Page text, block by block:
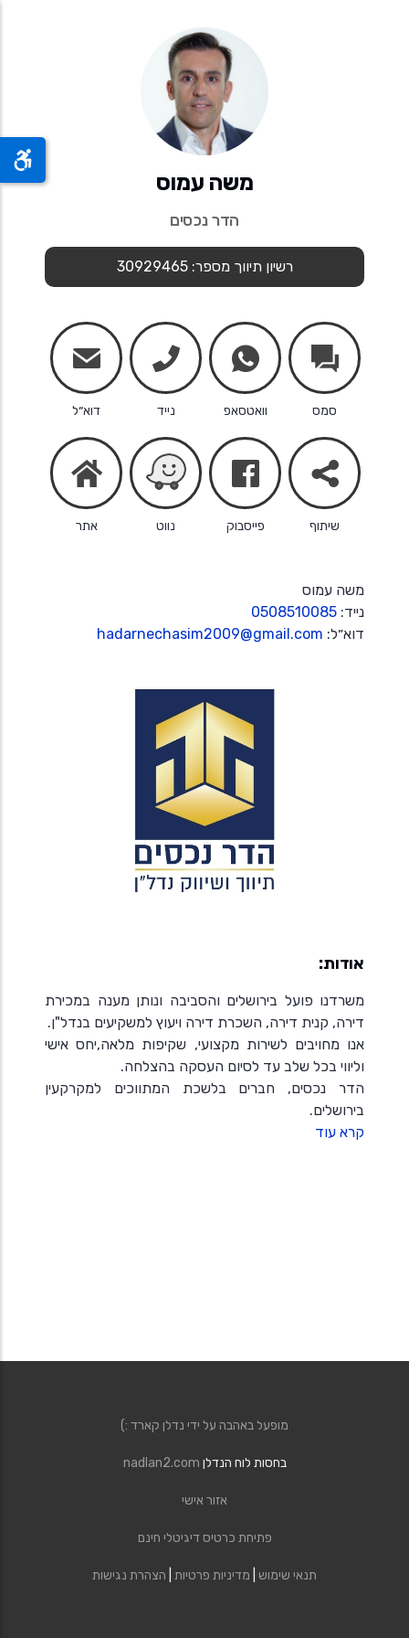
משה עמוס
הדר נכסים
רשיון תיווך מספר: 30929465
chats
whatsapp
phone
mail
סמס וואטסאפ נייד דוא״ל
share
facebook
home
שיתוף פייסבוק נווט אתר
משה עמוס
נייד: 0508510085
דוא״ל: hadarnechasim2009@gmail.com
אודות:
משרדנו פועל בירושלים והסביבה ונותן מענה במכירת
דירה, קנית דירה, השכרת דירה ויעוץ למשקיעים בנדל"ן.
אנו מחויבים לשירות מקצועי, שקיפות מלאה,יחס אישי
וליווי בכל שלב עד לסיום העסקה בהצלחה.
הדר נכסים, חברים בלשכת המתווכים למקרקעין
בירושלים.
קרא עוד
מופעל באהבה על ידי נדלן קארד :)
בחסות לוח הנדלן nadlan2.com
אזור אישי
פתיחת כרטיס דיגיטלי חינם
תנאי שימוש מדיניות פרטיות הצהרת נגישות